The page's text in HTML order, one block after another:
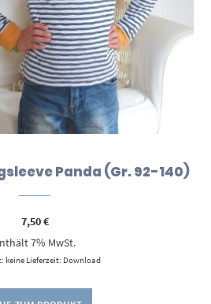
Panda (Gr. 92-140)
7,50€
7% MwSt.
keine Lieferzeit: Download